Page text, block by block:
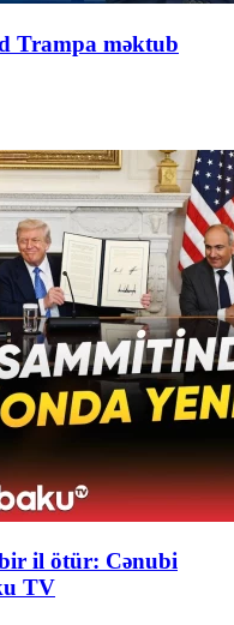
Trampa məktub
il ötür: Cənubi
TV